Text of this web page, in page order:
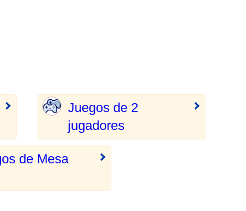
Juegos de 2
jugadores
de Mesa